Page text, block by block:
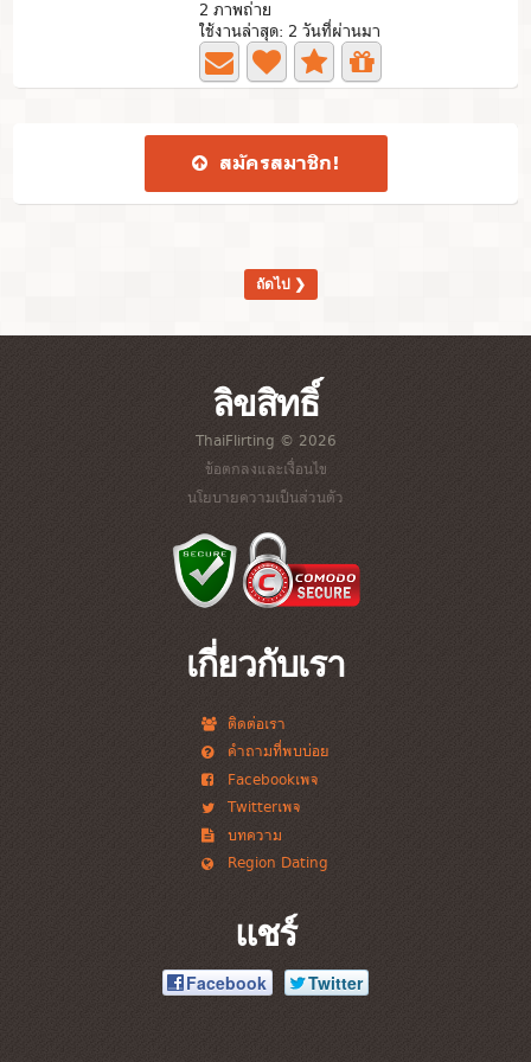
2 ภาพถ่าย
ใช้งานล่าสุด: 2 วันที่ผ่านมา
สมัคร​สมาชิก​!
ถัดไป ❯
ลิขสิทธิ์
ThaiFlirting © 2026
ข้อตกลงและเงื่อนไข
นโยบายความเป็นส่วนตัว
เกี่ยวกับเรา
ติดต่อเรา
คำถามที่พบบ่อย
Facebookเพจ
Twitterเพจ
บทความ
Region Dating
แชร์
Facebook Twitter